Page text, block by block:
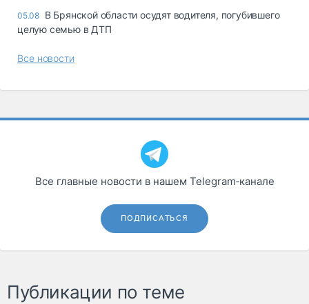
05.08 В Брянской области осудят водителя, погубившего
целую семью в ДТП
Все новости
Все главные новости в нашем Telegram‑канале
ПОДПИСАТЬСЯ
Публикации по теме